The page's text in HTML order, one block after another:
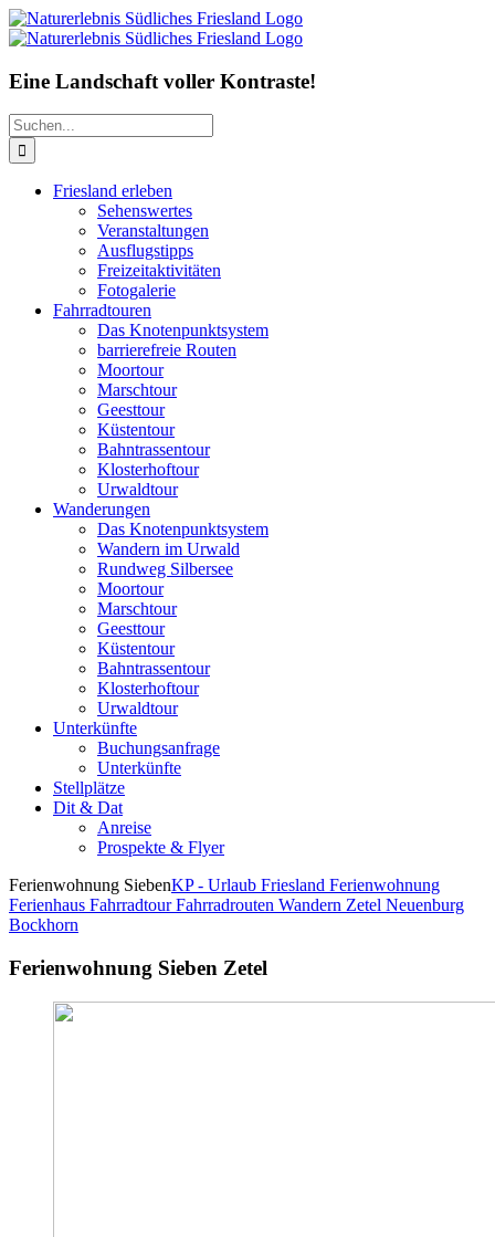
Zum
Inhalt
Eine Landschaft voller Kontraste!
Suche
nach:
Friesland erleben
Sehenswertes
Veranstaltungen
Ausflugstipps
Freizeitaktivitäten
Fotogalerie
Fahrradtouren
Das Knotenpunktsystem
barrierefreie Routen
Moortour
Marschtour
Geesttour
Küstentour
Bahntrassentour
Klosterhoftour
Urwaldtour
Wanderungen
Das Knotenpunktsystem
Wandern im Urwald
Rundweg Silbersee
Moortour
Marschtour
Geesttour
Küstentour
Bahntrassentour
Klosterhoftour
Urwaldtour
Unterkünfte
Buchungsanfrage
Unterkünfte
Stellplätze
Dit & Dat
Anreise
Prospekte & Flyer
Ferienwohnung SiebenKP - Urlaub Friesland Ferienwohnung
Ferienhaus Fahrradtour Fahrradrouten Wandern Zetel Neuenburg
Bockhorn
Ferienwohnung Sieben Zetel